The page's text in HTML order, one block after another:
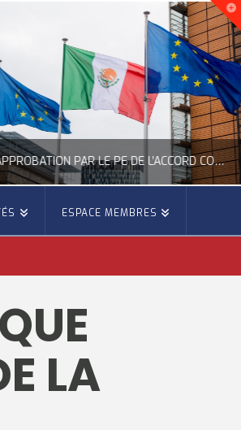
APPROBATION PAR LE PE DE L’ACCORD COMMERCIAL ENTRE L’UE ET LE MEXIQUE
ACTION EXTÉRIEURE, ACTUALITÉ DE L'UNION EUROPÉENNE
JUILLET 22, 2026
ESPACE MEMBRES
LA